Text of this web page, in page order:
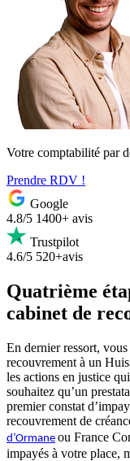
Votre comptabilité par
Prendre RDV !
Google
4.8/5 1400+ avis
Trustpilot
4.6/5 520+avis
Quatrième
cabinet de
En dernier ressort,
recouvrement à un
les actions en justice
souhaitez qu’un
premier constat
recouvrement de
d’Ormane ou France
impayés à votre place,